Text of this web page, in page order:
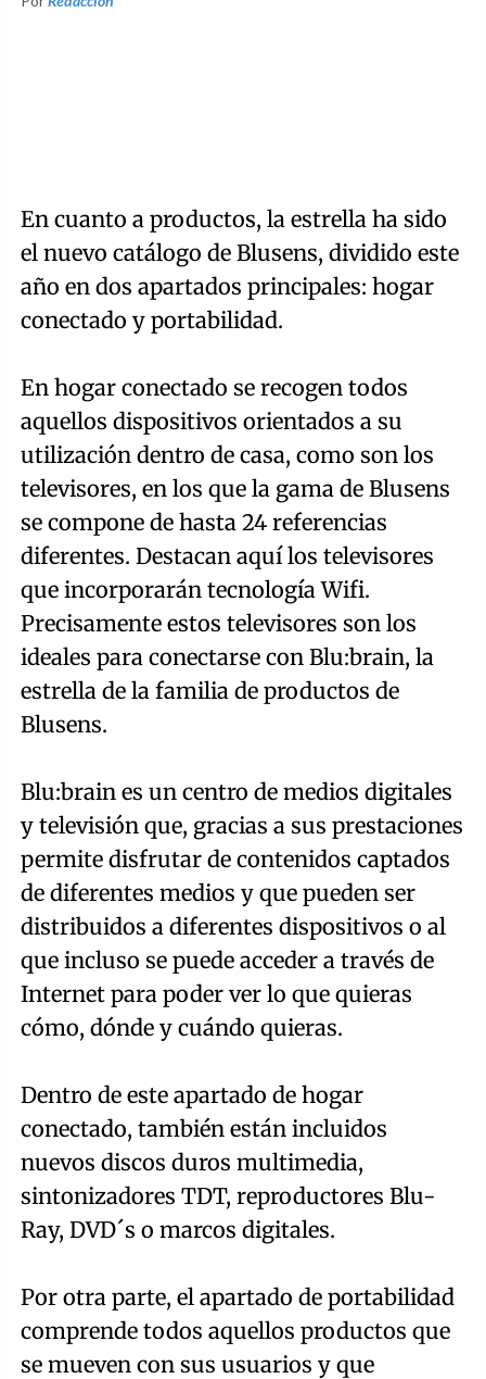
En cuanto a productos, la estrella ha sido
el nuevo catálogo de Blusens, dividido este
año en dos apartados principales: hogar
conectado y portabilidad.
En hogar conectado se recogen todos
aquellos dispositivos orientados a su
utilización dentro de casa, como son los
televisores, en los que la gama de Blusens
se compone de hasta 24 referencias
diferentes. Destacan aquí los televisores
que incorporarán tecnología Wifi.
Precisamente estos televisores son los
ideales para conectarse con Blu:brain, la
estrella de la familia de productos de
Blusens.
Blu:brain es un centro de medios digitales
y televisión que, gracias a sus prestaciones
permite disfrutar de contenidos captados
de diferentes medios y que pueden ser
distribuidos a diferentes dispositivos o al
que incluso se puede acceder a través de
Internet para poder ver lo que quieras
cómo, dónde y cuándo quieras.
Dentro de este apartado de hogar
conectado, también están incluidos
nuevos discos duros multimedia,
sintonizadores TDT, reproductores Blu-
Ray, DVD´s o marcos digitales.
Por otra parte, el apartado de portabilidad
comprende todos aquellos productos que
se mueven con sus usuarios y que